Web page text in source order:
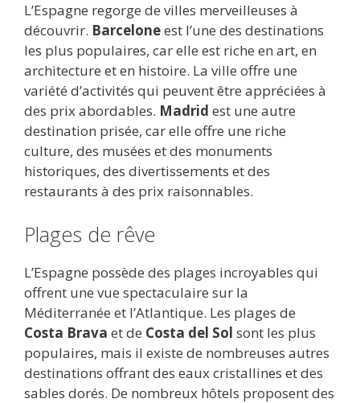
L’Espagne regorge de villes merveilleuses à
découvrir. Barceloneest l’une des destinations
les plus populaires, car elle est riche en art, en
architecture et en histoire. La ville offre une
variété d’activités qui peuvent être appréciées à
des prix abordables. Madrid est une autre
destination prisée, car elle offre une riche
culture, des musées et des monuments
historiques, des divertissements et des
restaurants à des prix raisonnables.
Plages de rêve
L’Espagne possède des plages incroyables qui
offrent une vue spectaculaire sur la
Méditerranée et l’Atlantique. Les plages de
Costa Brava et de Costa del Sol sont les plus
populaires, mais il existe de nombreuses autres
destinations offrant des eaux cristallines et des
sables dorés. De nombreux hôtels proposent des